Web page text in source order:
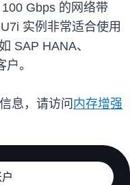
Gbps 的网络带
实例非常适合使用
SAP HANA、
。
息，请访问 内存增强